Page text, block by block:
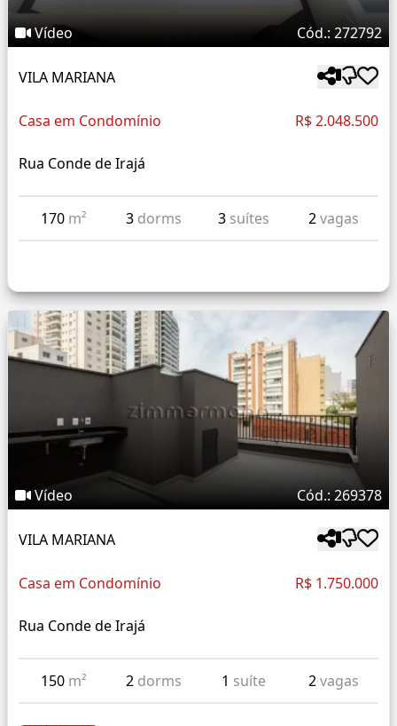
Vídeo Cód.: 272792
VILA MARIANA
Casa em Condomínio R$ 2.048.500
Rua Conde de Irajá
170 m² 3 dorms 3 suítes 2vagas
Vídeo Cód.: 269378
VILA MARIANA
Casa em Condomínio R$ 1.750.000
Rua Conde de Irajá
150 m² 2 dorms 1 suíte 2vagas